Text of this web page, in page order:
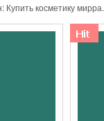
Купить косметику мирра.